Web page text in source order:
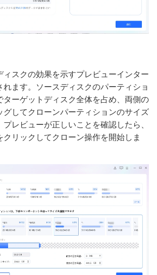
ィスクの効果を示すプレビューインター
れます。ソースディスクのパーティショ
ターゲットディスク全体を占め、両側の
グしてクローンパーティションのサイズ
レビューが正しいことを確認したら、
クリックしてクローン操作を開始しま